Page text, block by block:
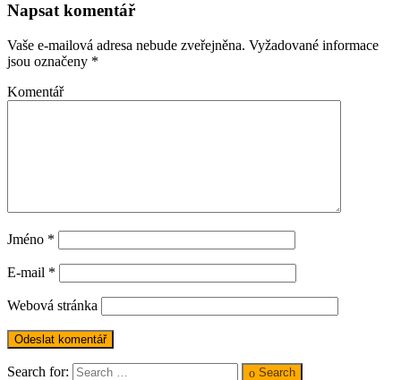
Napsat komentář
Vaše e-mailová adresa nebude zveřejněna. Vyžadované informace
jsou označeny *
Komentář
Jméno *
E-mail *
Webová stránka
Search for: Search